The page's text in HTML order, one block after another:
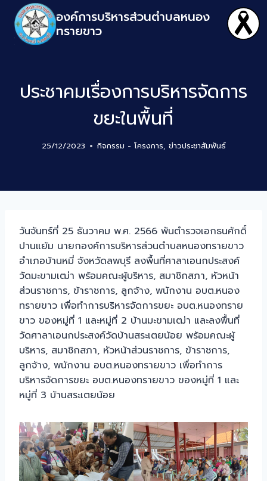
องค์การบริหารส่วนตำบลหนอง
ทรายขาว
ประชาคมเรื่องการบริหารจัดการ
ขยะในพื้นที่
25/12/2023 กิจกรรม - โครงการ, ข่าวประชาสัมพันธ์
วันจันทร์ที่ 25 ธันวาคม พ.ศ. 2566 พันตำรวจเอกธนศักดิ์
ปานแย้ม นายกองค์การบริหารส่วนตำบลหนองทรายขาว
อำเภอบ้านหมี่ จังหวัดลพบุรี ลงพื้นที่ศาลาเอนกประสงค์
วัดมะขามเฒ่า พร้อมคณะผู้บริหาร, สมาชิกสภา, หัวหน้า
ส่วนราชการ, ข้าราชการ, ลูกจ้าง, พนักงาน อบต.หนอง
ทรายขาว เพื่อทำการบริหารจัดการขยะ อบต.หนองทราย
ขาว ของหมู่ที่ 1 และหมู่ที่ 2 บ้านมะขามเฒ่า และลงพื้นที่
วัดศาลาเอนกประสงค์วัดบ้านสระเตยน้อย พร้อมคณะผู้
บริหาร, สมาชิกสภา, หัวหน้าส่วนราชการ, ข้าราชการ,
ลูกจ้าง, พนักงาน อบต.หนองทรายขาว เพื่อทำการ
บริหารจัดการขยะ อบต.หนองทรายขาว ของหมู่ที่ 1 และ
หมู่ที่ 3 บ้านสระเตยน้อย